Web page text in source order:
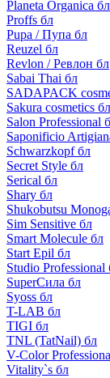
Planeta Organica бл
Proffs бл
Pupa / Пупа бл
Reuzel бл
Revlon / Ревлон бл
Sabai Thai бл
SADAPACK
Sakura cosmetics бл
Salon Professional
Saponificio
Schwarzkopf бл
Secret Style бл
Serical бл
Shary бл
Shukobutsu
Sim Sensitive бл
Smart Molecule бл
Start Epil бл
Studio Professional
SuperСила бл
Syoss бл
T-LAB бл
TIGI бл
TNL (TatNail) бл
V-Color
Vitality`s бл